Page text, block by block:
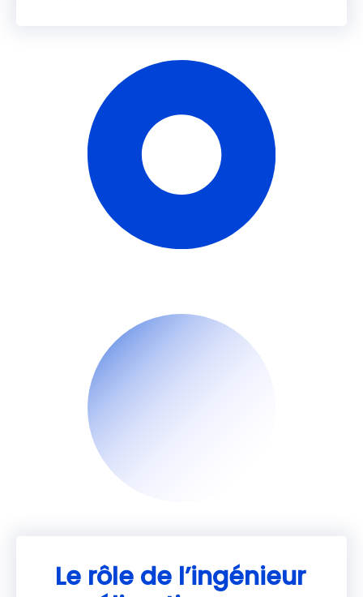
Le rôle de l’ingénieur